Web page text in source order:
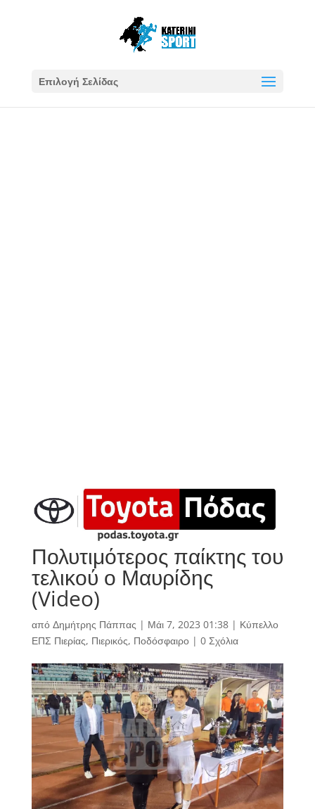
Επιλογή Σελίδας
Πολυτιμότερος παίκτης του
τελικού ο Μαυρίδης
(Video)
από Δημήτρης Πάππας | Μάι 7, 2023 01:38| Κύπελλο
ΕΠΣ Πιερίας, Πιερικός, Ποδόσφαιρο| 0 Σχόλια